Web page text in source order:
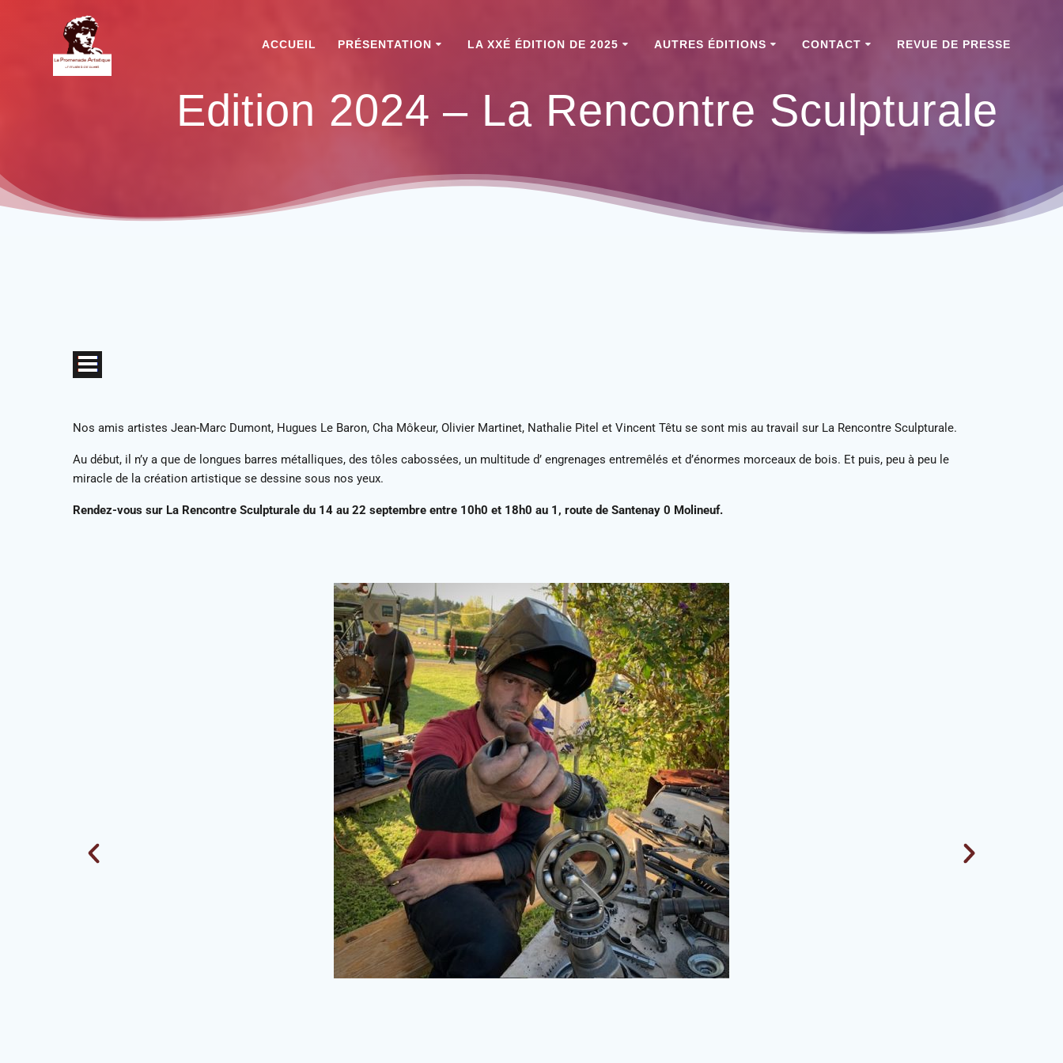
ACCUEIL PRÉSENTATION LA XXÉ ÉDITION DE 2025 AUTRES ÉDITIONS CONTACT REVUE DE PRESSE
Edition 2024 – La Rencontre Sculpturale
Nos amis artistes Jean-Marc Dumont, Hugues Le Baron, Cha Môkeur, Olivier Martinet, Nathalie Pitel et Vincent Têtu se sont mis au travail sur La Rencontre Sculpturale.
Au début, il n’y a que de longues barres métalliques, des tôles cabossées, un multitude d’ engrenages entremêlés et d’énormes morceaux de bois. Et puis, peu à peu le
miracle de la création artistique se dessine sous nos yeux.
Rendez-vous sur La Rencontre Sculpturale du 14 au 22 septembre entre 10h0 et 18h0 au 1, route de Santenay 0 Molineuf.